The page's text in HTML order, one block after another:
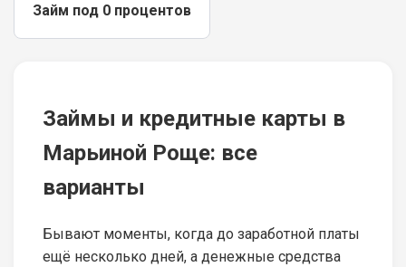
Займ под 0 процентов
Займы и кредитные карты в
Марьиной Роще: все
варианты
Бывают моменты, когда до заработной платы
ещё несколько дней, а денежные средства